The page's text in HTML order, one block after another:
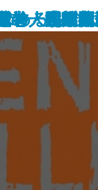
めるもの
竹人形
巻・江戸
巻・明治
巻・長州
巻・大政
の一生
巻・黒船
巻・咸臨